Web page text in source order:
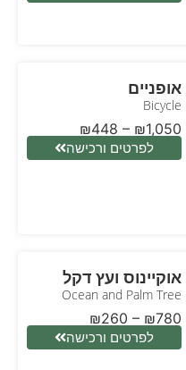
אופניים
Bicycle
₪448 – ₪1,050
לפרטים ורכישה
אוקיינוס ועץ דקל
Ocean and Palm Tree
₪260 – ₪780
לפרטים ורכישה